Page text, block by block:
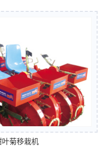
叶菊移栽机